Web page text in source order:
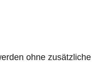
ohne zusätzliche